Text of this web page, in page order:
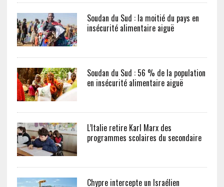
Soudan du Sud : la moitié du pays en
insécurité alimentaire aiguë
Soudan du Sud : 56 % de la population
en insécurité alimentaire aiguë
L’Italie retire Karl Marx des
programmes scolaires du secondaire
Chypre intercepte un Israélien